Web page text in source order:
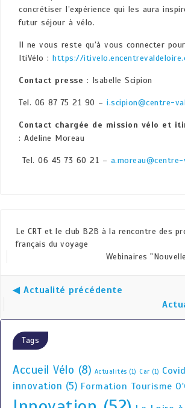
concrétiser l’expérience qui les aura
futur séjour à vélo.
Il ne vous reste qu’à vous connecter
ItiVélo : https://
Contact presse : Isabelle Scipion
Tel. 06 87 75 21 90 – i.scipion@centre-
Contact chargée de mission vélo et
: Adeline Moreau
Tel. 06 45 73 60 21 –
Le CRT et le club B2B à la rencontre des
français du voyage
Webinaires
◀ Actualité précédente
Tags
Accueil Vélo (8) Actualités (1) Car (1)
innovation (5) Formation Tourisme